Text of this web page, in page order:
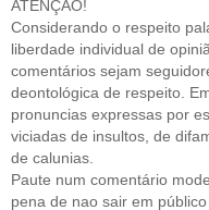
ATENÇÃO!
Considerando o respeito
liberdade individual de
comentários sejam
deontológica de respeito.
pronuncias expressas por
viciadas de insultos, de
de calunias.
Paute num comentário
pena de nao sair em público